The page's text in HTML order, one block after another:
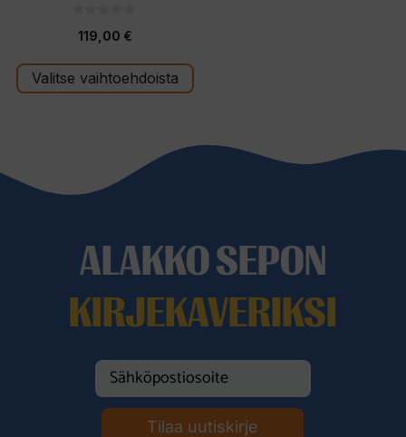
s
t
ä
119,00 €
Valitse vaihtoehdoista
ALAKKO SEPON
KIRJEKAVERIKSI
Tilaa uutiskirje